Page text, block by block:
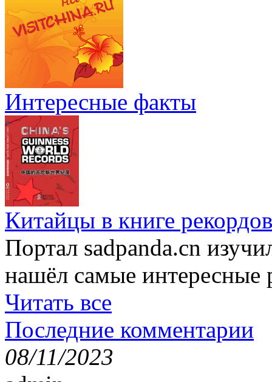
Интересные факты
Китайцы в книге
Портал sadpanda.cn
нашёл самые интересные
Читать все
Последние комментарии
08/11/2023